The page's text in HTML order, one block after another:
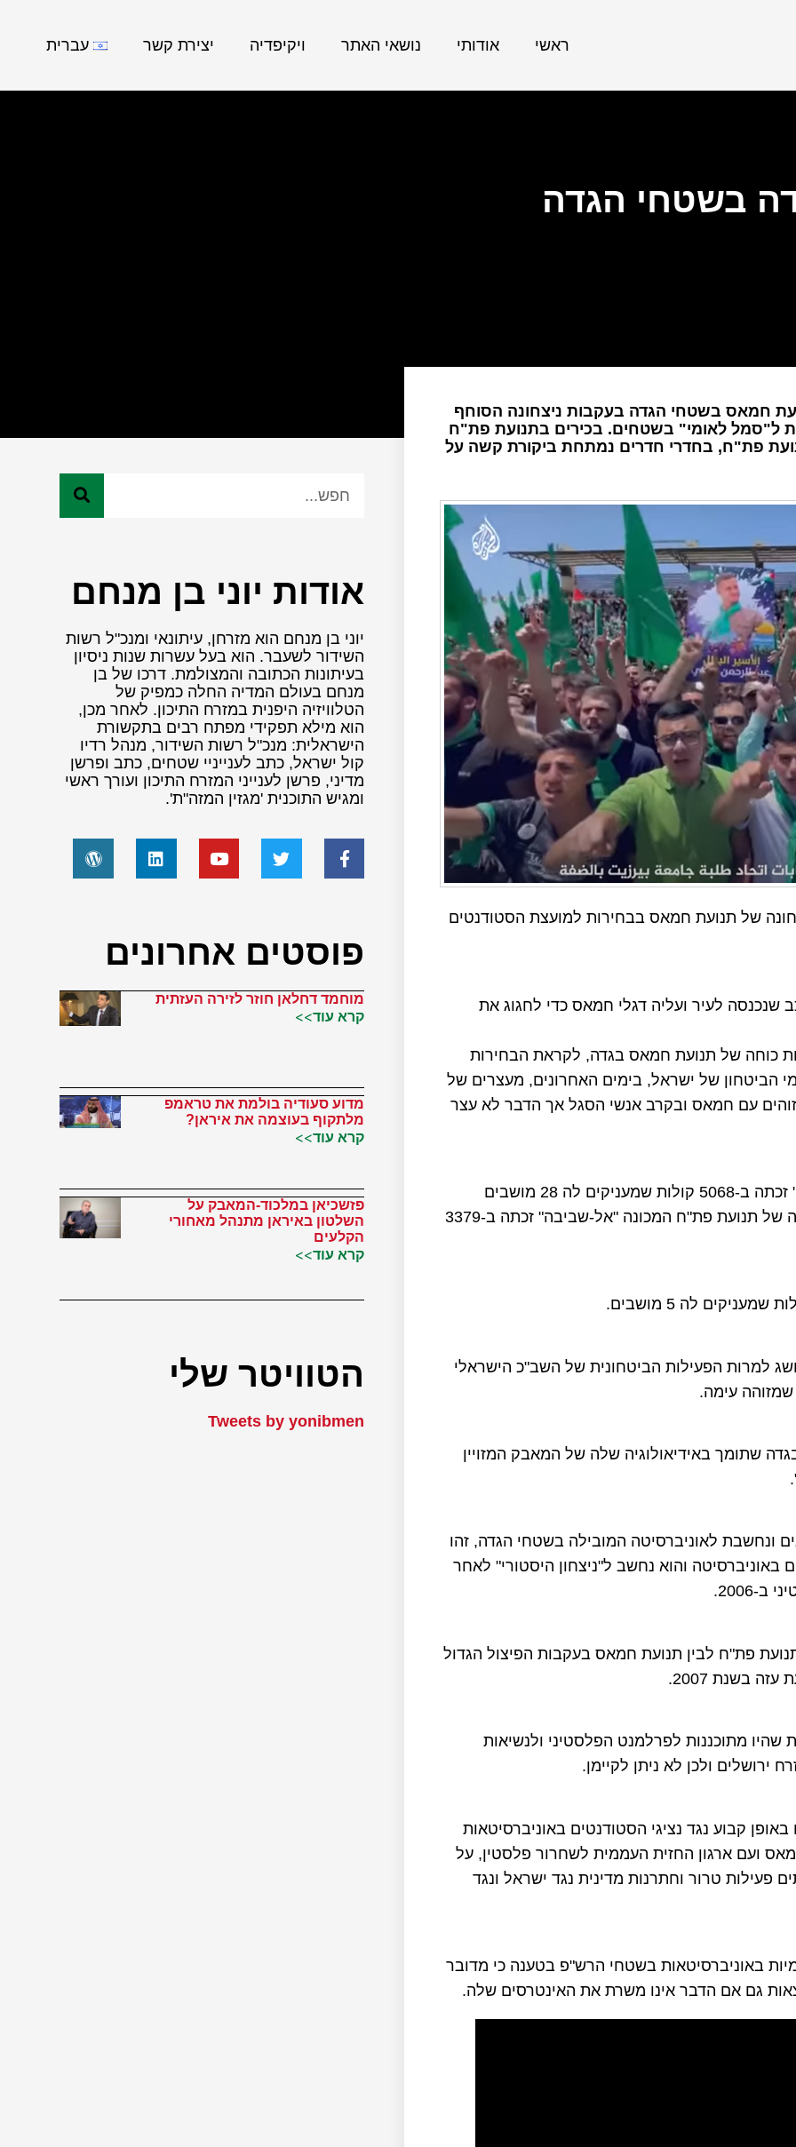
ראשי אודותי נושאי האתר ויקיפדיה יצירת קשר עברית
בשטחי הגדה
חמאס בשטחי הגדה בעקבות ניצחונה הסוחף
ל"סמל לאומי" בשטחים. בכירים בתנועת פת"ח
פת"ח, בחדרי חדרים נמתחת ביקורת קשה על
של תנועת חמאס בבחירות למועצת הסטודנטים
שנכנסה לעיר ועליה דגלי חמאס כדי לחגוג את
כוחה של תנועת חמאס בגדה, לקראת הבחירות
הביטחון של ישראל, בימים האחרונים, מעצרים של
עם חמאס ובקרב אנשי הסגל אך הדבר לא עצר
הרשימה של חמאס המכונה "אל-וופאא' אלאסלאמיה" זכתה ב-5068 קולות שמעניקים לה 28 מושבים
במועצת הסטדנטים, מתוך 51 מושבים, בעוד הרשימה של תנועת פת"ח המכונה "אל-שביבה" זכתה ב-3379
למרות הפעילות הביטחונית של השב"כ הישראלי
שמזוהה עימה.
שתומך באידיאולוגיה שלה של המאבק המזויין
ונחשבת לאוניברסיטה המובילה בשטחי הגדה, זהו
והוא נחשב ל"ניצחון היסטורי" לאחר
2006.
פת"ח לבין תנועת חמאס בעקבות הפיצול הגדול
בשנת 2007.
מתוכננות לפרלמנט הפלסטיני ולנשיאות
ירושלים ולכן לא ניתן לקיימן.
קבוע נגד נציגי הסטודנטים באוניברסיטאות
ועם ארגון החזית העממית לשחרור פלסטין, על
פעילות טרור וחתרנות מדינית נגד ישראל ונגד
באוניברסיטאות בשטחי הרש"פ בטענה כי מדובר
גם אם הדבר אינו משרת את האינטרסים שלה.
אודות יוני בן מנחם
יוני בן מנחם הוא מזרחן, עיתונאי ומנכ"ל רשות
השידור לשעבר. הוא בעל עשרות שנות ניסיון
בעיתונות הכתובה והמצולמת. דרכו של בן
מנחם בעולם המדיה החלה כמפיק של
הטלוויזיה היפנית במזרח התיכון. לאחר מכן,
הוא מילא תפקידי מפתח רבים בתקשורת
הישראלית: מנכ"ל רשות השידור, מנהל רדיו
קול ישראל, כתב לענייניי שטחים, כתב ופרשן
מדיני, פרשן לענייני המזרח התיכון ועורך ראשי
ומגיש התוכנית 'מגזין המזה"ת'.
פוסטים אחרונים
מוחמד דחלאן חוזר לזירה העזתית
קרא עוד>>
מדוע סעודיה בולמת את טראמפ
מלתקוף בעוצמה את איראן?
קרא עוד>>
פזשכיאן במלכוד-המאבק על
השלטון באיראן מתנהל מאחורי
הקלעים
קרא עוד>>
הטוויטר שלי
Tweets by yonibmen